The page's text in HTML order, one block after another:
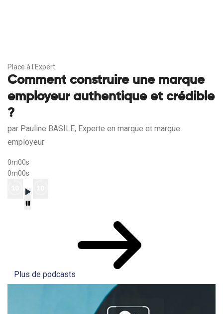
Place à l'Expert
Comment construire une marque
employeur authentique et crédible
?
par Pauline BASILE, Experte en marque et marque
employeur
0m00s
0m00s
Plus de podcasts